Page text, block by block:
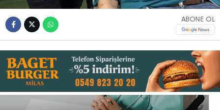
Instagram
Youtube
ABONE OL